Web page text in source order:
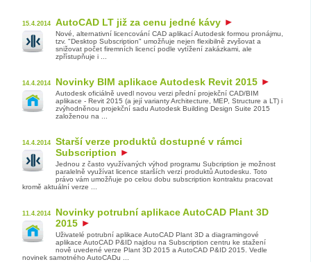
15.4.2014 AutoCAD LT již za cenu jedné kávy
Nové, alternativní licencování CAD aplikací Autodesk formou pronájmu,
tzv. "Desktop Subscription" umožňuje nejen flexibilně zvyšovat a
snižovat počet firemních licencí podle vytížení zakázkami, ale
zpřístupňuje i ...
14.4.2014 Novinky BIM aplikace Autodesk Revit 2015
Autodesk oficiálně uvedl novou verzi přední projekční CAD/BIM
aplikace - Revit 2015 (a její varianty Architecture, MEP, Structure a LT) i
zvýhodněnou projekční sadu Autodesk Building Design Suite 2015
založenou na ...
14.4.2014
Starší verze produktů dostupné v rámci
Subscription
Jednou z často využívaných výhod programu Subcription je možnost
paralelně využívat licence starších verzí produktů Autodesku. Toto
právo vám umožňuje po celou dobu subscription kontraktu pracovat
kromě aktuální verze ...
11.4.2014
Novinky potrubní aplikace AutoCAD Plant 3D
2015
Uživatelé potrubní aplikace AutoCAD Plant 3D a diagramingové
aplikace AutoCAD P&ID najdou na Subscription centru ke stažení
nově uvedené verze Plant 3D 2015 a AutoCAD P&ID 2015. Vedle
novinek samotného AutoCADu ...